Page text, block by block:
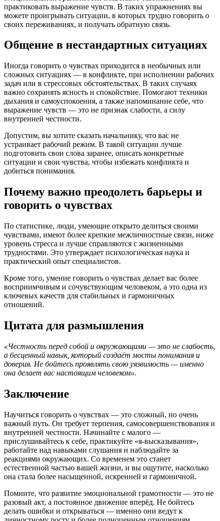
практиковать выражение чувств. В таких упражнениях вы
можете проигрывать ситуации, в которых трудно говорить о
своих переживаниях, и получать обратную связь.
Общение в нестандартных ситуациях
Иногда говорить о чувствах приходится в необычных или
сложных ситуациях — в конфликте, при исполнении рабочих
задач или в стрессовых обстоятельствах. В таких случаях
важно сохранять ясность и спокойствие. Помогают техники
дыхания и самоуспокоения, а также напоминание себе, что
выражение чувств — это не признак слабости, а силу
внутренней честности.
Допустим, вы хотите сказать начальнику, что вас не
устраивает рабочий режим. В такой ситуации лучше
подготовить свои слова заранее, описать конкретные
ситуации и свои чувства, чтобы избежать конфликта и
добиться понимания.
Почему важно преодолеть барьеры и
говорить о чувствах
По статистике, люди, умеющие открыто делиться своими
чувствами, имеют более крепкие межличностные связи, ниже
уровень стресса и лучше справляются с жизненными
трудностями. Это утверждает психологическая наука и
практический опыт специалистов.
Кроме того, умение говорить о чувствах делает вас более
восприимчивым и сочувствующим человеком, а это одна из
ключевых качеств для стабильных и гармоничных
отношений.
Цитата для размышления
«Честность перед собой и окружающими — это не слабость,
а бесценный навык, который создаёт мосты понимания и
доверия. Не бойтесь проявлять свою уязвимость — именно
она делает вас настоящим человеком».
Заключение
Научиться говорить о чувствах — это сложный, но очень
важный путь. Он требует терпения, самосовершенствования и
внутренней честности. Начинайте с малого —
прислушивайтесь к себе, практикуйте «я-высказывания»,
работайте над навыками слушания и наблюдайте за
реакциями окружающих. Со временем это станет
естественной частью вашей жизни, и вы ощутите, насколько
она стала более насыщенной, искренней и гармоничной.
Помните, что развитие эмоциональной грамотности — это не
разовый акт, а постоянное движение вперёд. Не бойтесь
делать ошибки и открываться — именно они ведут к